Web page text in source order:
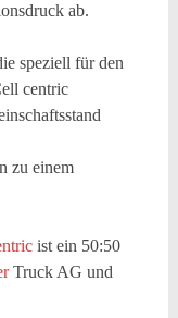
ab.
speziell für den
centric
zu einem
ist ein 50:50
Truck AG und